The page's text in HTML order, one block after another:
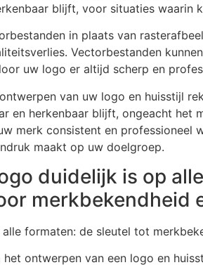
blijft, voor situaties waarin
in plaats van
Vectorbestanden
uw logo er altijd scherp en
van uw logo en huisstijl
en herkenbaar blijft, ongeacht het
merk consistent en
maakt op uw doelgroep.
duidelijk is op
merkbekendheid
formaten: de sleutel tot
het ontwerpen van een logo en